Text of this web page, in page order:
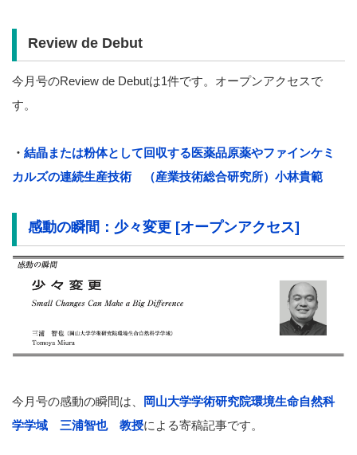
Review de Debut
今月号のReview de Debutは1件です。オープンアクセスで
す。
・ 結晶または粉体として回収する医薬品原薬やファインケミ
カルズの連続生産技術
（産業技術総合研究所）小林貴範
感動の瞬間：少々変更 [オープンアクセス]
今月号の感動の瞬間は、
岡山大学学術研究院環境生命自然科
学学域 三浦智也 教授による寄稿記事です。